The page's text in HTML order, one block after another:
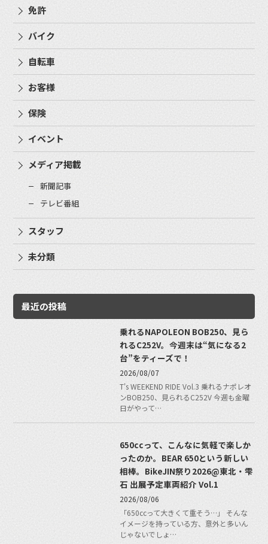
免許
バイク
自転車
お客様
保険
イベント
メディア掲載
新聞記事
テレビ番組
スタッフ
未分類
最近の投稿
乗れるNAPOLEON BOB250、見ら
れるC252V。今週末は“気になる2
台”をティーズで！
2026/08/07
T's WEEKEND RIDE Vol.3 乗れるナポレオ
ンBOB250、見られるC252V 今週も金曜
日がやって…
650ccって、こんなに気軽で楽しか
ったのか。BEAR 650という新しい
相棒。BikeJIN祭り2026@東北・雫
石 出展予定車両紹介 Vol.1
2026/08/06
「650ccって大きくて重そう…」 そんな
イメージを持っている方、意外と多いん
じゃないでしょ…